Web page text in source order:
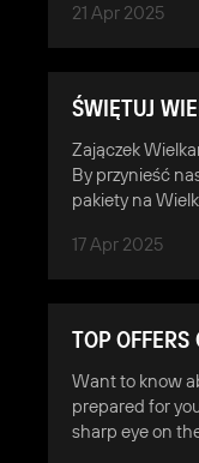
21 Apr 2025
ŚWIĘTUJ
Zajączek
By przynieść
pakiety na
17 Apr 2025
TOP
Want to know
prepared for
sharp eye on